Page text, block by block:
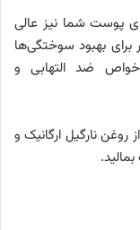
پوست شما نیز عالی
برای بهبود سوختگی‌ها
ضد التهابی و
روغن نارگیل ارگانیک و